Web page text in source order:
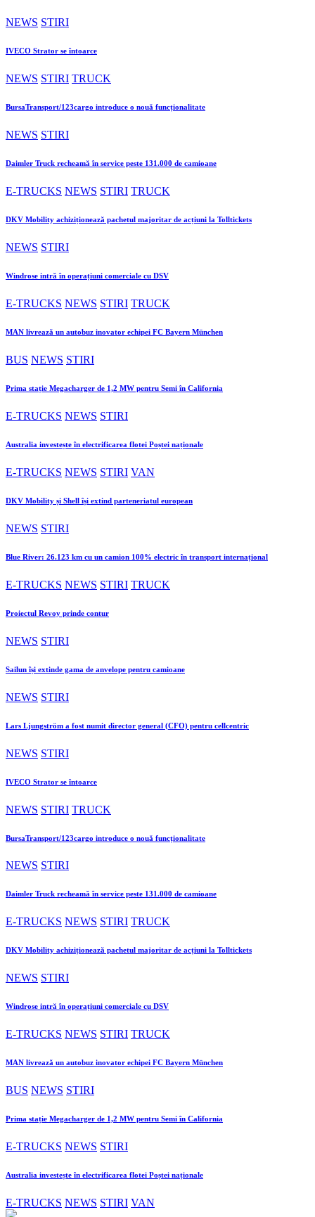
NEWS STIRI
IVECO Strator se întoarce
NEWS STIRI TRUCK
BursaTransport/123cargo introduce o nouă funcționalitate
NEWS STIRI
Daimler Truck recheamă în service peste 131.000 de camioane
E-TRUCKS NEWS STIRI TRUCK
DKV Mobility achiziționează pachetul majoritar de acțiuni la Tolltickets
NEWS STIRI
Windrose intră în operațiuni comerciale cu DSV
E-TRUCKS NEWS STIRI TRUCK
MAN livrează un autobuz inovator echipei FC Bayern München
BUS NEWS STIRI
Prima stație Megacharger de 1,2 MW pentru Semi în California
E-TRUCKS NEWS STIRI
Australia investește în electrificarea flotei Poștei naționale
E-TRUCKS NEWS STIRI VAN
DKV Mobility și Shell își extind parteneriatul european
NEWS STIRI
Blue River: 26.123 km cu un camion 100% electric în transport internațional
E-TRUCKS NEWS STIRI TRUCK
Proiectul Revoy prinde contur
NEWS STIRI
Sailun își extinde gama de anvelope pentru camioane
NEWS STIRI
Lars Ljungström a fost numit director general (CFO) pentru cellcentric
NEWS STIRI
IVECO Strator se întoarce
NEWS STIRI TRUCK
BursaTransport/123cargo introduce o nouă funcționalitate
NEWS STIRI
Daimler Truck recheamă în service peste 131.000 de camioane
E-TRUCKS NEWS STIRI TRUCK
DKV Mobility achiziționează pachetul majoritar de acțiuni la Tolltickets
NEWS STIRI
Windrose intră în operațiuni comerciale cu DSV
E-TRUCKS NEWS STIRI TRUCK
MAN livrează un autobuz inovator echipei FC Bayern München
BUS NEWS STIRI
Prima stație Megacharger de 1,2 MW pentru Semi în California
E-TRUCKS NEWS STIRI
Australia investește în electrificarea flotei Poștei naționale
E-TRUCKS NEWS STIRI VAN